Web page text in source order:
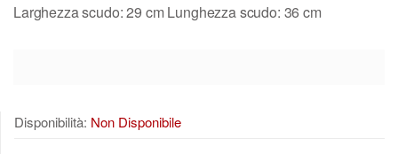
Larghezza scudo: 29 cm Lunghezza scudo: 36 cm
Disponibilità: Non Disponibile